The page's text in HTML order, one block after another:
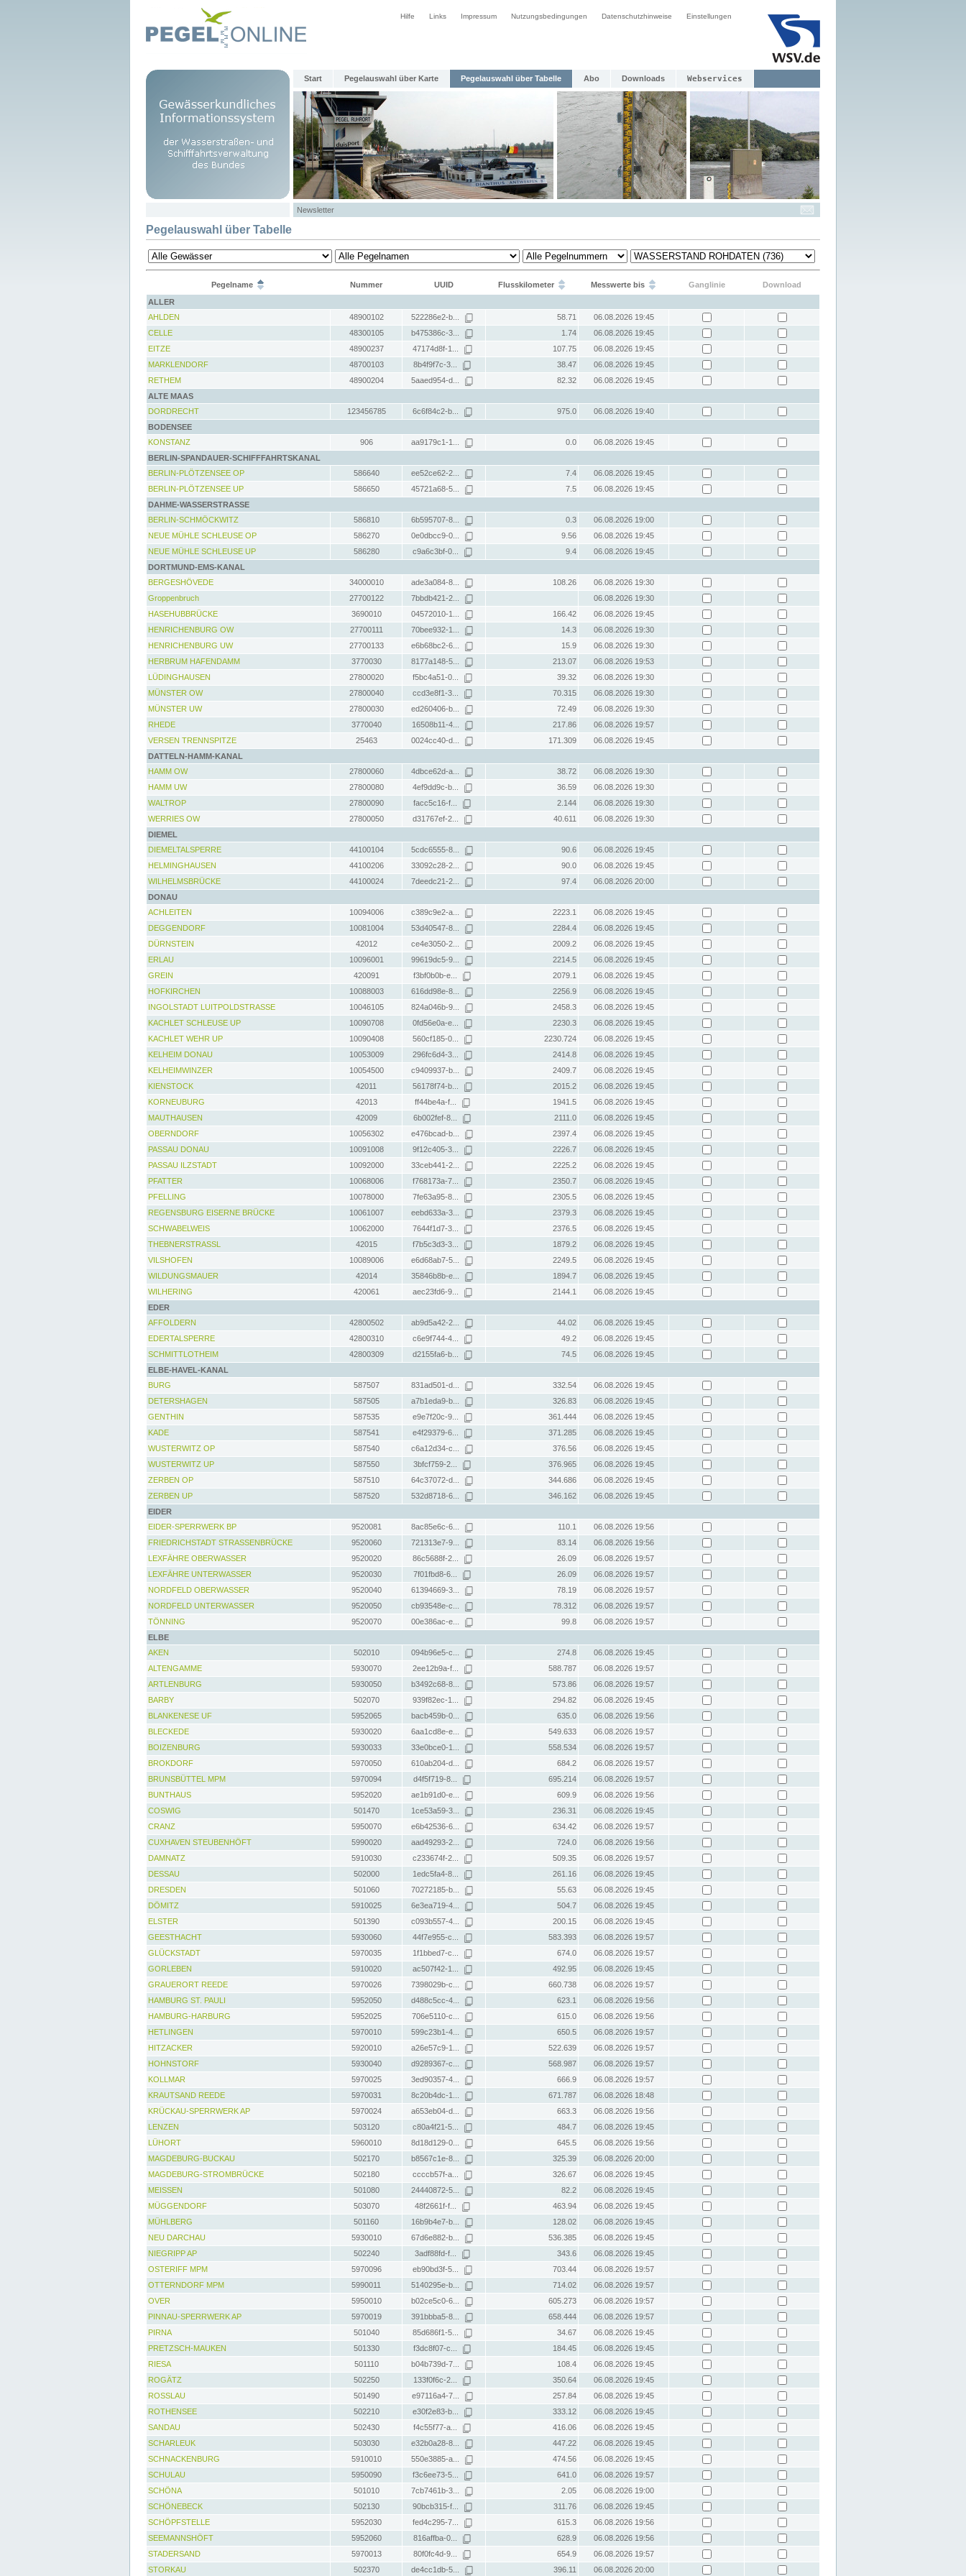
Hilfe Links Impressum Nutzungsbedingungen Datenschutzhinweise Einstellungen
Start Pegelauswahl über Karte Pegelauswahl über Tabelle Abo Downloads Webservices
Newsletter
Pegelauswahl über Tabelle
Pegelname Nummer UUID Flusskilometer Messwerte bis Ganglinie
Download
ALLER
AHLDEN
48900102 522286e2-b... 58.71
06.08.2026 19:45
CELLE
48300105 b475386c-3... 1.74
06.08.2026 19:45
EITZE
48900237 47174d8f-1... 107.75
06.08.2026 19:45
MARKLENDORF
48700103 8b4f9f7c-3... 38.47
06.08.2026 19:45
RETHEM
48900204 5aaed954-d... 82.32
06.08.2026 19:45
ALTE MAAS
DORDRECHT
123456785 6c6f84c2-b... 975.0
06.08.2026 19:40
BODENSEE
KONSTANZ
906 aa9179c1-1... 0.0
06.08.2026 19:45
BERLIN-SPANDAUER-SCHIFFFAHRTSKANAL
BERLIN-PLÖTZENSEE OP
586640 ee52ce62-2... 7.4
06.08.2026 19:45
BERLIN-PLÖTZENSEE UP
586650 45721a68-5... 7.5
06.08.2026 19:45
DAHME-WASSERSTRASSE
BERLIN-SCHMÖCKWITZ
586810 6b595707-8... 0.3
06.08.2026 19:00
NEUE MÜHLE SCHLEUSE OP
586270 0e0dbcc9-0... 9.56
06.08.2026 19:45
NEUE MÜHLE SCHLEUSE UP
586280 c9a6c3bf-0... 9.4
06.08.2026 19:45
DORTMUND-EMS-KANAL
BERGESHÖVEDE
34000010 ade3a084-8... 108.26
06.08.2026 19:30
Groppenbruch
27700122 7bbdb421-2...
06.08.2026 19:30
HASEHUBBRÜCKE
3690010 04572010-1... 166.42
06.08.2026 19:45
HENRICHENBURG OW
27700111 70bee932-1... 14.3
06.08.2026 19:30
HENRICHENBURG UW
27700133 e6b68bc2-6... 15.9
06.08.2026 19:30
HERBRUM HAFENDAMM
3770030 8177a148-5... 213.07
06.08.2026 19:53
LÜDINGHAUSEN
27800020 f5bc4a51-0... 39.32
06.08.2026 19:30
MÜNSTER OW
27800040 ccd3e8f1-3... 70.315
06.08.2026 19:30
MÜNSTER UW
27800030 ed260406-b... 72.49
06.08.2026 19:30
RHEDE
3770040 16508b11-4... 217.86
06.08.2026 19:57
VERSEN TRENNSPITZE
25463 0024cc40-d... 171.309
06.08.2026 19:45
DATTELN-HAMM-KANAL
HAMM OW
27800060 4dbce62d-a... 38.72
06.08.2026 19:30
HAMM UW
27800080 4ef9dd9c-b... 36.59
06.08.2026 19:30
WALTROP
27800090 facc5c16-f... 2.144
06.08.2026 19:30
WERRIES OW
27800050 d31767ef-2... 40.611
06.08.2026 19:30
DIEMEL
DIEMELTALSPERRE
44100104 5cdc6555-8... 90.6
06.08.2026 19:45
HELMINGHAUSEN
44100206 33092c28-2... 90.0
06.08.2026 19:45
WILHELMSBRÜCKE
44100024 7deedc21-2... 97.4
06.08.2026 20:00
DONAU
ACHLEITEN
10094006 c389c9e2-a... 2223.1
06.08.2026 19:45
DEGGENDORF
10081004 53d40547-8... 2284.4
06.08.2026 19:45
DÜRNSTEIN
42012 ce4e3050-2... 2009.2
06.08.2026 19:45
ERLAU
10096001 99619dc5-9... 2214.5
06.08.2026 19:45
GREIN
420091 f3bf0b0b-e... 2079.1
06.08.2026 19:45
HOFKIRCHEN
10088003 616dd98e-8... 2256.9
06.08.2026 19:45
INGOLSTADT LUITPOLDSTRASSE
10046105 824a046b-9... 2458.3
06.08.2026 19:45
KACHLET SCHLEUSE UP
10090708 0fd56e0a-e... 2230.3
06.08.2026 19:45
KACHLET WEHR UP
10090408 560cf185-0... 2230.724
06.08.2026 19:45
KELHEIM DONAU
10053009 296fc6d4-3... 2414.8
06.08.2026 19:45
KELHEIMWINZER
10054500 c9409937-b... 2409.7
06.08.2026 19:45
KIENSTOCK
42011 56178f74-b... 2015.2
06.08.2026 19:45
KORNEUBURG
42013 ff44be4a-f... 1941.5
06.08.2026 19:45
MAUTHAUSEN
42009 6b002fef-8... 2111.0
06.08.2026 19:45
OBERNDORF
10056302 e476bcad-b... 2397.4
06.08.2026 19:45
PASSAU DONAU
10091008 9f12c405-3... 2226.7
06.08.2026 19:45
PASSAU ILZSTADT
10092000 33ceb441-2... 2225.2
06.08.2026 19:45
PFATTER
10068006 f768173a-7... 2350.7
06.08.2026 19:45
PFELLING
10078000 7fe63a95-8... 2305.5
06.08.2026 19:45
REGENSBURG EISERNE BRÜCKE
10061007 eebd633a-3... 2379.3
06.08.2026 19:45
SCHWABELWEIS
10062000 7644f1d7-3... 2376.5
06.08.2026 19:45
THEBNERSTRASSL
42015 f7b5c3d3-3... 1879.2
06.08.2026 19:45
VILSHOFEN
10089006 e6d68ab7-5... 2249.5
06.08.2026 19:45
WILDUNGSMAUER
42014 35846b8b-e... 1894.7
06.08.2026 19:45
WILHERING
420061 aec23fd6-9... 2144.1
06.08.2026 19:45
EDER
AFFOLDERN
42800502 ab9d5a42-2... 44.02
06.08.2026 19:45
EDERTALSPERRE
42800310 c6e9f744-4... 49.2
06.08.2026 19:45
SCHMITTLOTHEIM
42800309 d2155fa6-b... 74.5
06.08.2026 19:45
ELBE-HAVEL-KANAL
BURG
587507 831ad501-d... 332.54
06.08.2026 19:45
DETERSHAGEN
587505 a7b1eda9-b... 326.83
06.08.2026 19:45
GENTHIN
587535 e9e7f20c-9... 361.444
06.08.2026 19:45
KADE
587541 e4f29379-6... 371.285
06.08.2026 19:45
WUSTERWITZ OP
587540 c6a12d34-c... 376.56
06.08.2026 19:45
WUSTERWITZ UP
587550 3bfcf759-2... 376.965
06.08.2026 19:45
ZERBEN OP
587510 64c37072-d... 344.686
06.08.2026 19:45
ZERBEN UP
587520 532d8718-6... 346.162
06.08.2026 19:45
EIDER
EIDER-SPERRWERK BP
9520081 8ac85e6c-6... 110.1
06.08.2026 19:56
FRIEDRICHSTADT STRASSENBRÜCKE
9520060 721313e7-9... 83.14
06.08.2026 19:56
LEXFÄHRE OBERWASSER
9520020 86c5688f-2... 26.09
06.08.2026 19:57
LEXFÄHRE UNTERWASSER
9520030 7f01fbd8-6... 26.09
06.08.2026 19:57
NORDFELD OBERWASSER
9520040 61394669-3... 78.19
06.08.2026 19:57
NORDFELD UNTERWASSER
9520050 cb93548e-c... 78.312
06.08.2026 19:57
TÖNNING
9520070 00e386ac-e... 99.8
06.08.2026 19:57
ELBE
AKEN
502010 094b96e5-c... 274.8
06.08.2026 19:45
ALTENGAMME
5930070 2ee12b9a-f... 588.787
06.08.2026 19:57
ARTLENBURG
5930050 b3492c68-8... 573.86
06.08.2026 19:57
BARBY
502070 939f82ec-1... 294.82
06.08.2026 19:45
BLANKENESE UF
5952065 bacb459b-0... 635.0
06.08.2026 19:56
BLECKEDE
5930020 6aa1cd8e-e... 549.633
06.08.2026 19:57
BOIZENBURG
5930033 33e0bce0-1... 558.534
06.08.2026 19:57
BROKDORF
5970050 610ab204-d... 684.2
06.08.2026 19:57
BRUNSBÜTTEL MPM
5970094 d4f5f719-8... 695.214
06.08.2026 19:57
BUNTHAUS
5952020 ae1b91d0-e... 609.9
06.08.2026 19:56
COSWIG
501470 1ce53a59-3... 236.31
06.08.2026 19:45
CRANZ
5950070 e6b42536-6... 634.42
06.08.2026 19:57
CUXHAVEN STEUBENHÖFT
5990020 aad49293-2... 724.0
06.08.2026 19:56
DAMNATZ
5910030 c233674f-2... 509.35
06.08.2026 19:57
DESSAU
502000 1edc5fa4-8... 261.16
06.08.2026 19:45
DRESDEN
501060 70272185-b... 55.63
06.08.2026 19:45
DÖMITZ
5910025 6e3ea719-4... 504.7
06.08.2026 19:45
ELSTER
501390 c093b557-4... 200.15
06.08.2026 19:45
GEESTHACHT
5930060 44f7e955-c... 583.393
06.08.2026 19:57
GLÜCKSTADT
5970035 1f1bbed7-c... 674.0
06.08.2026 19:57
GORLEBEN
5910020 ac507f42-1... 492.95
06.08.2026 19:45
GRAUERORT REEDE
5970026 7398029b-c... 660.738
06.08.2026 19:57
HAMBURG ST. PAULI
5952050 d488c5cc-4... 623.1
06.08.2026 19:56
HAMBURG-HARBURG
5952025 706e5110-c... 615.0
06.08.2026 19:56
HETLINGEN
5970010 599c23b1-4... 650.5
06.08.2026 19:57
HITZACKER
5920010 a26e57c9-1... 522.639
06.08.2026 19:57
HOHNSTORF
5930040 d9289367-c... 568.987
06.08.2026 19:57
KOLLMAR
5970025 3ed90357-4... 666.9
06.08.2026 19:57
KRAUTSAND REEDE
5970031 8c20b4dc-1... 671.787
06.08.2026 18:48
KRÜCKAU-SPERRWERK AP
5970024 a653eb04-d... 663.3
06.08.2026 19:56
LENZEN
503120 c80a4f21-5... 484.7
06.08.2026 19:45
LÜHORT
5960010 8d18d129-0... 645.5
06.08.2026 19:56
MAGDEBURG-BUCKAU
502170 b8567c1e-8... 325.39
06.08.2026 20:00
MAGDEBURG-STROMBRÜCKE
502180 ccccb57f-a... 326.67
06.08.2026 19:45
MEISSEN
501080 24440872-5... 82.2
06.08.2026 19:45
MÜGGENDORF
503070 48f2661f-f... 463.94
06.08.2026 19:45
MÜHLBERG
501160 16b9b4e7-b... 128.02
06.08.2026 19:45
NEU DARCHAU
5930010 67d6e882-b... 536.385
06.08.2026 19:45
NIEGRIPP AP
502240 3adf88fd-f... 343.6
06.08.2026 19:45
OSTERIFF MPM
5970096 eb90bd3f-5... 703.44
06.08.2026 19:57
OTTERNDORF MPM
5990011 5140295e-b... 714.02
06.08.2026 19:57
OVER
5950010 b02ce5c0-6... 605.273
06.08.2026 19:57
PINNAU-SPERRWERK AP
5970019 391bbba5-8... 658.444
06.08.2026 19:57
PIRNA
501040 85d686f1-5... 34.67
06.08.2026 19:45
PRETZSCH-MAUKEN
501330 f3dc8f07-c... 184.45
06.08.2026 19:45
RIESA
501110 b04b739d-7... 108.4
06.08.2026 19:45
ROGÄTZ
502250 133f0f6c-2... 350.64
06.08.2026 19:45
ROSSLAU
501490 e97116a4-7... 257.84
06.08.2026 19:45
ROTHENSEE
502210 e30f2e83-b... 333.12
06.08.2026 19:45
SANDAU
502430 f4c55f77-a... 416.06
06.08.2026 19:45
SCHARLEUK
503030 e32b0a28-8... 447.22
06.08.2026 19:45
SCHNACKENBURG
5910010 550e3885-a... 474.56
06.08.2026 19:45
SCHULAU
5950090 f3c6ee73-5... 641.0
06.08.2026 19:57
SCHÖNA
501010 7cb7461b-3... 2.05
06.08.2026 19:00
SCHÖNEBECK
502130 90bcb315-f... 311.76
06.08.2026 19:45
SCHÖPFSTELLE
5952030 fed4c295-7... 615.3
06.08.2026 19:56
SEEMANNSHÖFT
5952060 816affba-0... 628.9
06.08.2026 19:56
STADERSAND
5970013 80f0fc4d-9... 654.9
06.08.2026 19:57
STORKAU
502370 de4cc1db-5... 396.11 06.08.2026 20:00